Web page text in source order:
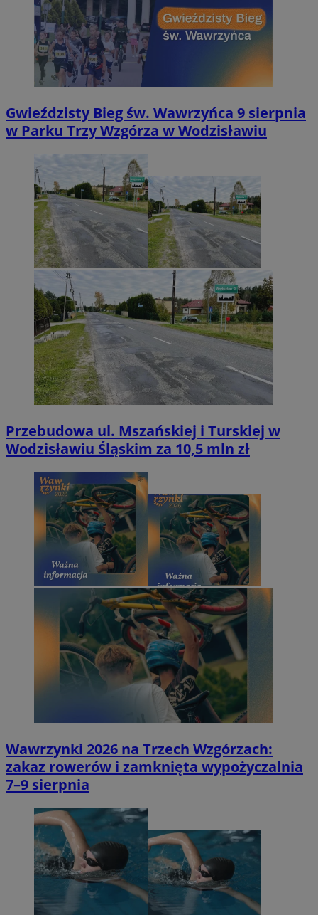
Gwieździsty Bieg św. Wawrzyńca 9 sierpnia
w Parku Trzy Wzgórza w Wodzisławiu
Przebudowa ul. Mszańskiej i Turskiej w
Wodzisławiu Śląskim za 10,5 mln zł
Wawrzynki 2026 na Trzech Wzgórzach:
zakaz rowerów i zamknięta wypożyczalnia
7–9 sierpnia